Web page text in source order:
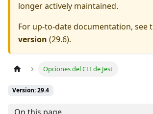
longer actively maintained.
For up-to-date documentation, see
version (29.6).
Opciones del CLI de Jest
Version: 29.4